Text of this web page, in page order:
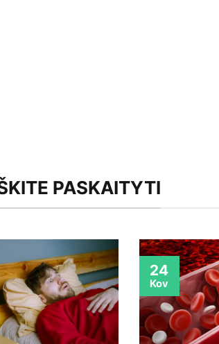
PASKAITYTI
24
Kov